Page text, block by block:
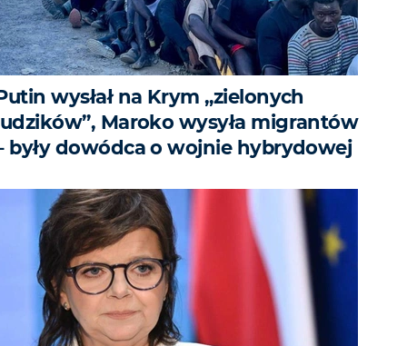
wysłał na Krym „zielonych
Maroko wysyła migrantów
były dowódca o wojnie hybrydowej